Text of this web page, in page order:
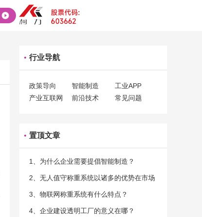
行业导航
政策导向 智能制造
工业APP
产业互联网
前沿技术 常见问题
置顶文章
1、为什么企业需要提倡智能制造？
2、无人值守称重系统以诸多的优势在市场
当中立足
3、物联网称重系统有什么特点？
4、企业建设透明工厂的意义在哪？